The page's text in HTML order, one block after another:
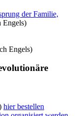
der Familie,
Engels)
Engels)
hier bestellen